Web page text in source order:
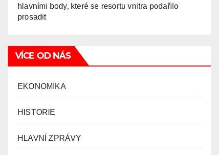
hlavními body, které se resortu vnitra podařilo
prosadit
VÍCE OD NÁS
EKONOMIKA
HISTORIE
HLAVNÍ ZPRÁVY